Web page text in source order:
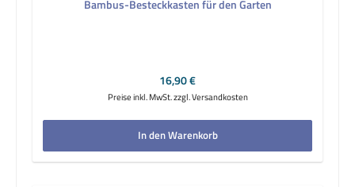
Bambus-Besteckkasten für den Garten
Regulärer Preis:
16,90 €
Preise inkl. MwSt. zzgl. Versandkosten
In den Warenkorb